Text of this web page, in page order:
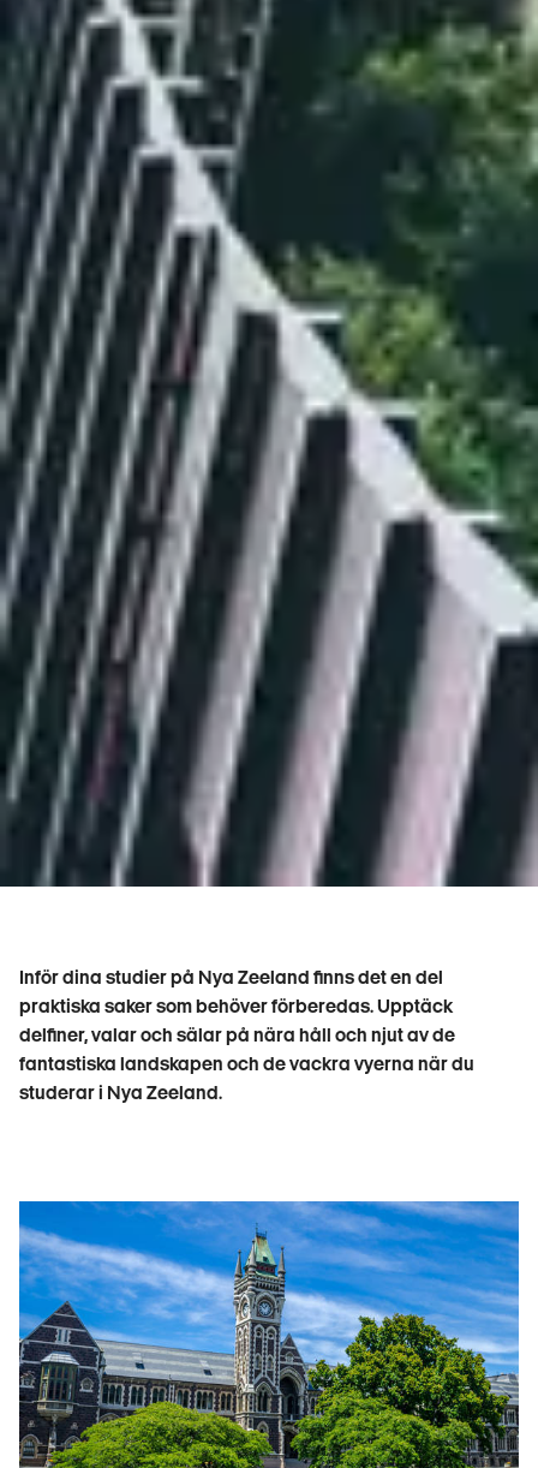
Inför dina studier på Nya Zeeland finns det en del
praktiska saker som behöver förberedas. Upptäck
delfiner, valar och sälar på nära håll och njut av de
fantastiska landskapen och de vackra vyerna när du
studerar i Nya Zeeland.